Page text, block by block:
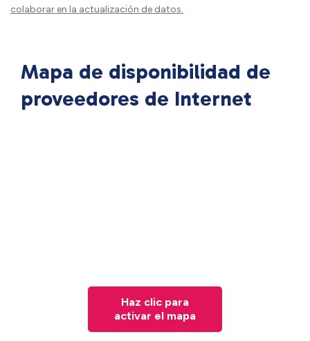
colaborar en la actualización de datos.
Mapa de disponibilidad de
proveedores de Internet
Haz clic para
activar el mapa